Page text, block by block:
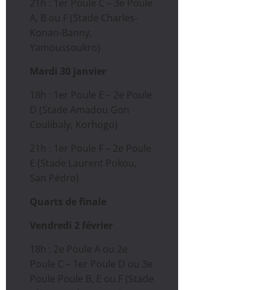
21h : 1er Poule C – 3e Poule
A, B ou F (Stade Charles-
Konan-Banny,
Yamoussoukro)
Mardi 30 janvier
18h : 1er Poule E – 2e Poule
D (Stade Amadou Gon
Coulibaly, Korhogo)
21h : 1er Poule F – 2e Poule
E (Stade Laurent Pokou,
San Pédro)
Quarts de finale
Vendredi 2 février
18h : 2e Poule A ou 2e
Poule C – 1er Poule D ou 3e
Poule Poule B, E ou F (Stade